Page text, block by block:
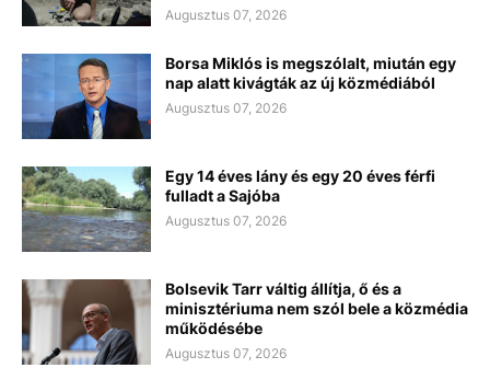
Augusztus 07, 2026
Borsa Miklós is megszólalt, miután egy
nap alatt kivágták az új közmédiából
Augusztus 07, 2026
Egy 14 éves lány és egy 20 éves férfi
fulladt a Sajóba
Augusztus 07, 2026
Bolsevik Tarr váltig állítja, ő és a
minisztériuma nem szól bele a közmédia
működésébe
Augusztus 07, 2026